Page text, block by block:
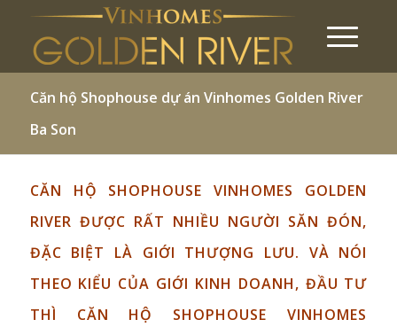
Căn hộ Shophouse dự án Vinhomes Golden River
Ba Son
CĂN HỘ SHOPHOUSE VINHOMES GOLDEN
RIVER ĐƯỢC RẤT NHIỀU NGƯỜI SĂN ĐÓN,
ĐẶC BIỆT LÀ GIỚI THƯỢNG LƯU. VÀ NÓI
THEO KIỂU CỦA GIỚI KINH DOANH, ĐẦU TƯ
THÌ CĂN HỘ SHOPHOUSE VINHOMES